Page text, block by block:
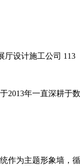
厅设计施工公司 113
2013年一直深耕于
作为主题形象墙，